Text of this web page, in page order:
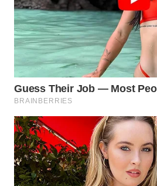
WN
SULSEL
WN
WN
SULUT
WN
MALUKU